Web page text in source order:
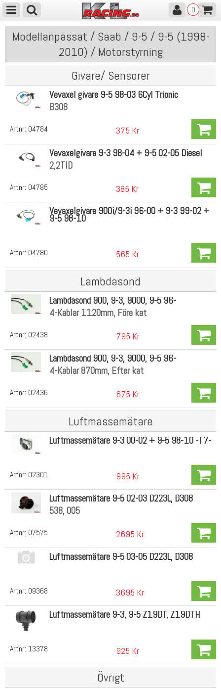
0
Modellanpassat / Saab / 9-5 / 9-5 (1998-
2010) / Motorstyrning
Givare/ Sensorer
Artnr: 04784
Vevaxel givare 9-5 98-03 6Cyl Trionic
B308
375 Kr
Artnr: 04785
Vevaxelgivare 9-3 98-04 + 9-5 02-05 Diesel
2,2TID
385 Kr
Artnr: 04780
Vevaxelgivare 900i/9-3i 96-00 + 9-3 99-02 +
9-5 98-10
565 Kr
Lambdasond
Artnr: 02438
Lambdasond 900, 9-3, 9000, 9-5 96-
4-Kablar 1120mm, Före kat
795 Kr
Artnr: 02436
Lambdasond 900, 9-3, 9000, 9-5 96-
4-Kablar 870mm, Efter kat
675 Kr
Luftmassemätare
Artnr: 02301
Luftmassemätare 9-3 00-02 + 9-5 98-10 -T7-
995 Kr
Artnr: 07575
Luftmassemätare 9-5 02-03 D223L, D308
538, 005
2695 Kr
Artnr: 09368
Luftmassemätare 9-5 03-05 D223L, D308
3695 Kr
Artnr: 13378
Luftmassemätare 9-3, 9-5 Z19DT, Z19DTH
925 Kr
Övrigt